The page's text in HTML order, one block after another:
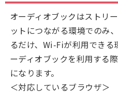
オーディオブックはストリ
ットにつながる環境でのみ
るだけ、Wi-Fiが利用できる
ーディオブックを利用する
になります。
＜対応しているブラウザ＞